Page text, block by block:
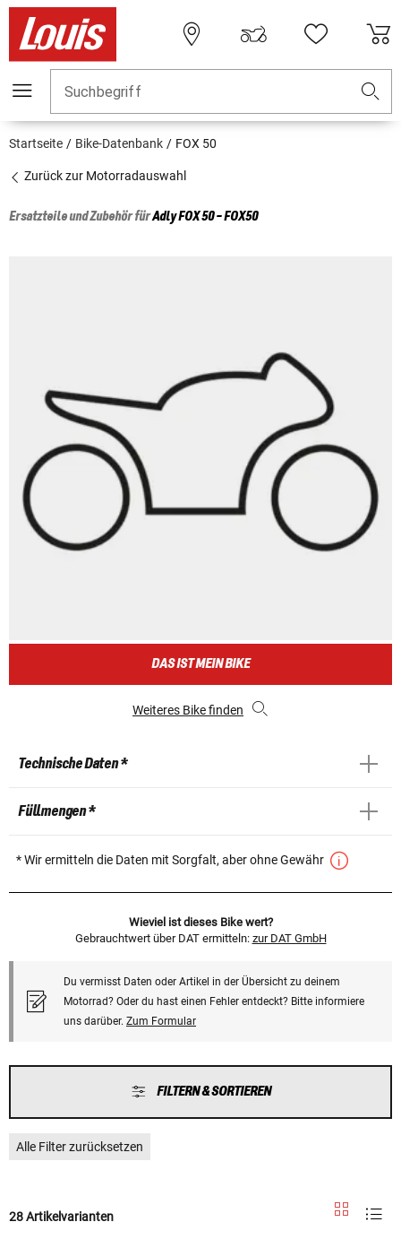
Suchbegriff
Startseite Bike-Datenbank FOX 50
Zurück zur Motorradauswahl
Ersatzteile und Zubehör fürAdlyFOX 50 - FOX50
DAS IST MEIN BIKE
Weiteres Bike finden
Technische Daten *
Füllmengen *
* Wir ermitteln die Daten mit Sorgfalt, aber ohne Gewähr
Wieviel ist dieses Bike wert?
Gebrauchtwert über DAT ermitteln: zur DAT GmbH
Du vermisst Daten oder Artikel in der Übersicht zu deinem
Motorrad? Oder du hast einen Fehler entdeckt? Bitte informiere
uns darüber. Zum Formular
FILTERN & SORTIEREN
Alle Filter zurücksetzen
28 Artikelvarianten